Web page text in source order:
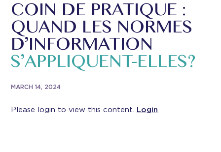
COIN DE PRATIQUE :
QUAND LES NORMES
D’INFORMATION
S’APPLIQUENT-ELLES?
MARCH 14, 2024
Please login to view this content. Login